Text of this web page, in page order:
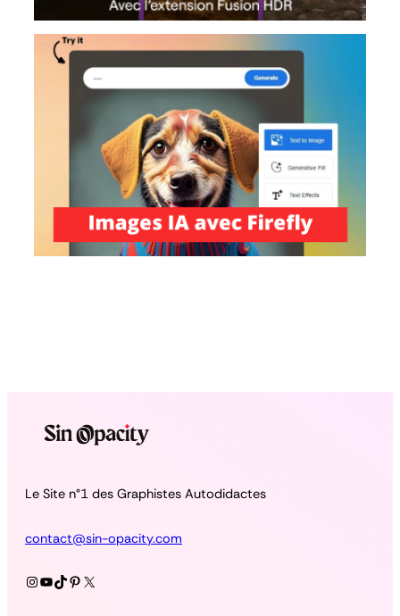
Le Site n°1 des Graphistes Autodidactes
contact@sin-opacity.com
Instagram
YouTube
TikTok
Pinterest
X